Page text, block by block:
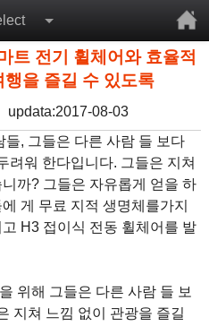
트 전기 휠체어와 효율적
을 즐길 수 있도록
updata:2017-08-03
, 그들은 다른 사람 들 보다
려워 한다입니다. 그들은 지쳐
까? 그들은 자유롭게 얻을 하
게 무료 지적 생명체를가지
H3 접이식 전동 휠체어를 발
위해 그들은 다른 사람 들 보
지쳐 느낌 없이 관광을 즐길